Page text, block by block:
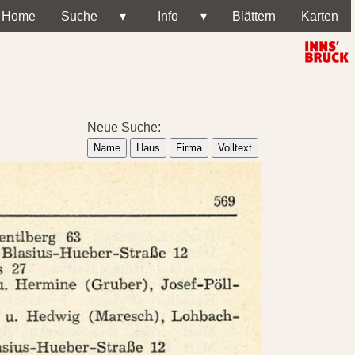
Home Suche ▾ Info ▾ Blättern Karten
Neue Suche:
Name Haus Firma Volltext